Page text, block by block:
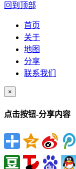
回到顶部
首页
关于
地图
分享
联系我们
×
点击按钮-分享内容